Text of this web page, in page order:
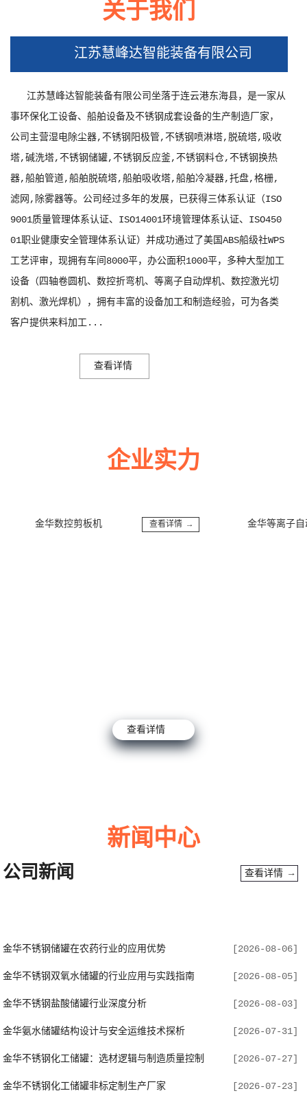
金华油烟电捕焦油器
华轮胎厂电捕焦油器 金华江苏沭阳湿电除尘器工地现场
关于我们
江苏慧峰达智能装备有限公司
江苏慧峰达智能装备有限公司坐落于连云港东海县，是一家从
事环保化工设备、船舶设备及不锈钢成套设备的生产制造厂家，
公司主营湿电除尘器,不锈钢阳极管,不锈钢喷淋塔,脱硫塔,吸收
塔,碱洗塔,不锈钢储罐,不锈钢反应釜,不锈钢料仓,不锈钢换热
器,船舶管道,船舶脱硫塔,船舶吸收塔,船舶冷凝器,托盘,格栅,
滤网,除雾器等。公司经过多年的发展，已获得三体系认证（ISO
9001质量管理体系认证、ISO14001环境管理体系认证、ISO450
01职业健康安全管理体系认证）并成功通过了美国ABS船级社WPS
工艺评审，现拥有车间8000平，办公面积1000平，多种大型加工
设备（四轴卷圆机、数控折弯机、等离子自动焊机、数控激光切
割机、激光焊机），拥有丰富的设备加工和制造经验，可为各类
客户提供来料加工...
查看详情
企业实力
查看详情 →
金华数控剪板机 金华等离子自
查看详情
新闻中心
查看详情 →
公司新闻
金华不锈钢储罐在农药行业的应用优势 [2026-08-06]
金华不锈钢双氧水储罐的行业应用与实践指南 [2026-08-05]
金华不锈钢盐酸储罐行业深度分析 [2026-08-03]
金华氨水储罐结构设计与安全运维技术探析 [2026-07-31]
金华不锈钢化工储罐：选材逻辑与制造质量控制 [2026-07-27]
金华不锈钢化工储罐非标定制生产厂家 [2026-07-23]